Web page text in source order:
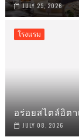
JULY 25, 2026
โรงแรม
อร่อยสไตล์อิต
JULY 08, 2026